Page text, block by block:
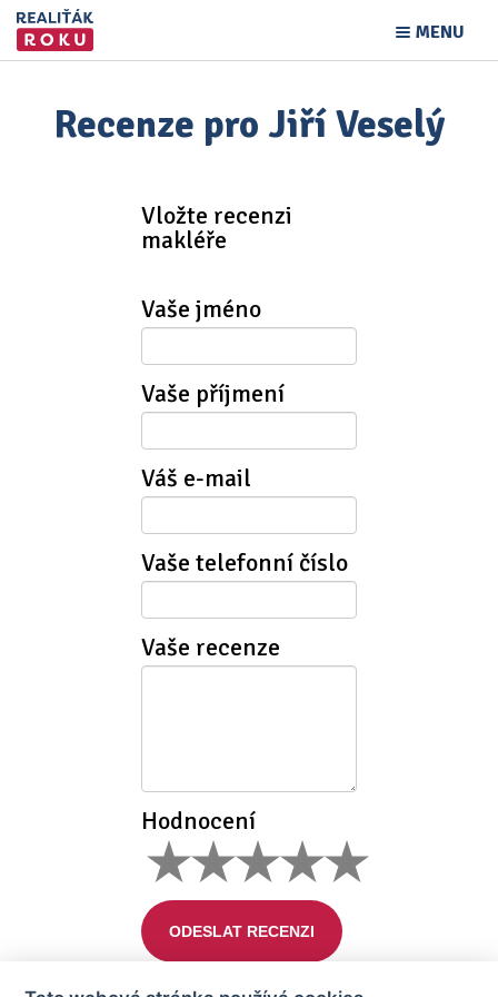
MENU
Recenze pro Jiří Veselý
Vložte recenzi
makléře
Vaše jméno
Vaše příjmení
Váš e-mail
Vaše telefonní číslo
Vaše recenze
Hodnocení
ODESLAT RECENZI